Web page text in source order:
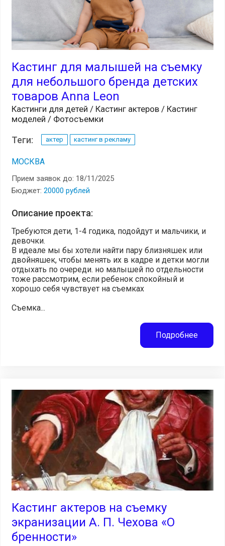
Кастинг для малышей на съемку
для небольшого бренда детских
товаров Anna Leon
Кастинги для детей / Кастинг актеров / Кастинг
моделей / Фотосъемки
Теги: актер кастинг в рекламу
МОСКВА
Прием заявок до: 18/11/2025
Бюджет: 20000 рублей
Описание проекта:
Требуются дети, 1-4 годика, подойдут и мальчики, и
девочки.
В идеале мы бы хотели найти пару близняшек или
двойняшек, чтобы менять их в кадре и детки могли
отдыхать по очереди. но малышей по отдельности
тоже рассмотрим, если ребенок спокойный и
хорошо себя чувствует на съемках
Съемка...
Подробнее
Кастинг актеров на съемку
экранизации А. П. Чехова «О
бренности»